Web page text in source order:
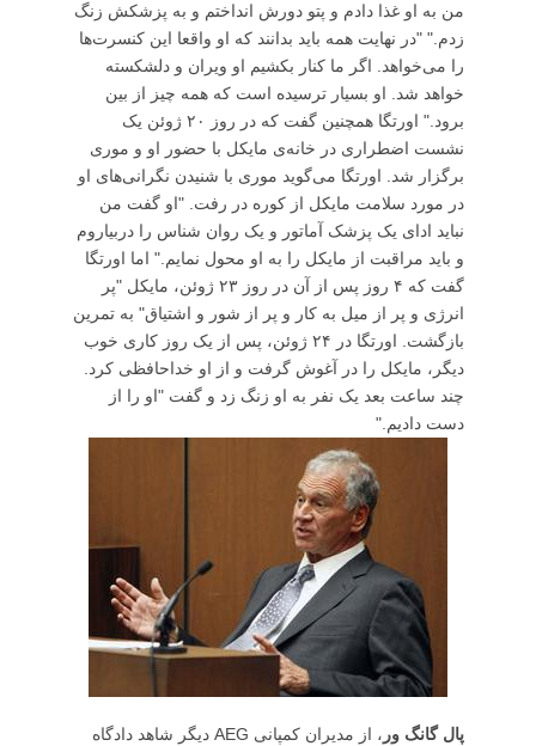
من به او غذا دادم و پتو دورش انداختم و به پزشکش زنگ
زدم." "در نهایت همه باید بدانند که او واقعا این کنسرت‌ها
را می‌خواهد. اگر ما کنار بکشیم او ویران و دلشکسته
خواهد شد. او بسیار ترسیده است که همه چیز از بین
برود." اورتگا همچنین گفت که در روز ۲۰ ژوئن یک
نشست اضطراری در خانه‌ی مایکل با حضور او و موری
برگزار شد. اورتگا می‌گوید موری با شنیدن نگرانی‌های او
در مورد سلامت مایکل از کوره در رفت. "او گفت من
نباید ادای یک پزشک آماتور و یک روان شناس را دربیاروم
و باید مراقبت از مایکل را به او محول نمایم." اما اورتگا
گفت که ۴ روز پس از آن در روز ۲۳ ژوئن، مایکل "پر
انرژی و پر از میل به کار و پر از شور و اشتیاق" به تمرین
بازگشت. اورتگا در ۲۴ ژوئن، پس از یک روز کاری خوب
دیگر، مایکل را در آغوش گرفت و از او خداحافظی کرد.
چند ساعت بعد یک نفر به او زنگ زد و گفت "او را از
دست دادیم."
پال گانگ‌ ور
، از مدیران کمپانی AEG دیگر شاهد دادگاه